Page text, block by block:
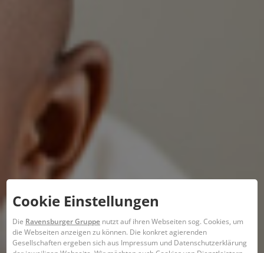
Cookie Einstellungen
Die Ravensburger Gruppe nutzt auf ihren Webseiten sog. Cookies, um
die Webseiten anzeigen zu können. ​Die konkret agierenden
Gesellschaften ergeben sich aus Impressum und Datenschutzerklärung